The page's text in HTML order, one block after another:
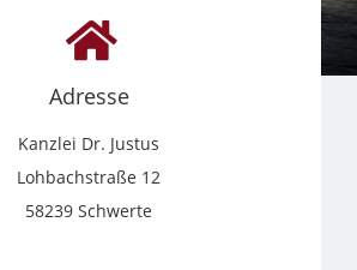
Adresse
Kanzlei Dr. Justus
Lohbachstraße 12
58239 Schwerte